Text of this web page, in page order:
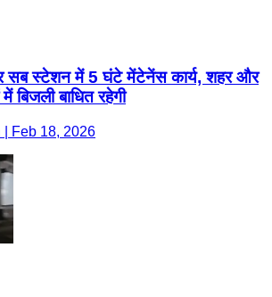
सब स्टेशन में 5 घंटे मेंटेनेंस कार्य, शहर और
बाधित रहेगी
| Feb 18, 2026